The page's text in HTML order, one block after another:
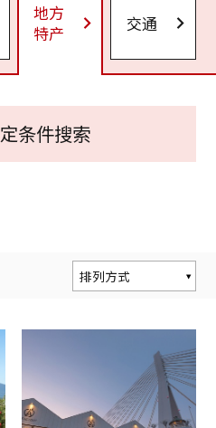
地方
特产
交通
条件搜索
排列方式
按与当前位置的距